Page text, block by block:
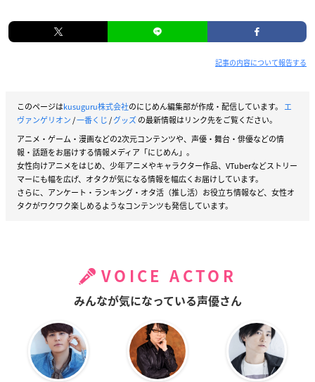
記事の内容について報告する
このページはkusuguru株式会社のにじめん編集部が作成・配信しています。 エ
ヴァンゲリオン/一番くじ/グッズの最新情報はリンク先をご覧ください。
アニメ・ゲーム・漫画などの2次元コンテンツや、声優・舞台・俳優などの情
報・話題をお届けする情報メディア「にじめん」。
女性向けアニメをはじめ、少年アニメやキャラクター作品、VTuberなどストリー
マーにも幅を広げ、オタクが気になる情報を幅広くお届けしています。
さらに、アンケート・ランキング・オタ活（推し活）お役立ち情報など、女性オ
タクがワクワク楽しめるようなコンテンツも発信しています。
VOICE ACTOR
みんなが気になっている声優さん